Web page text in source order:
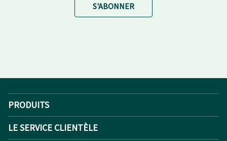
S'ABONNER
PRODUITS
LE SERVICE CLIENTÈLE